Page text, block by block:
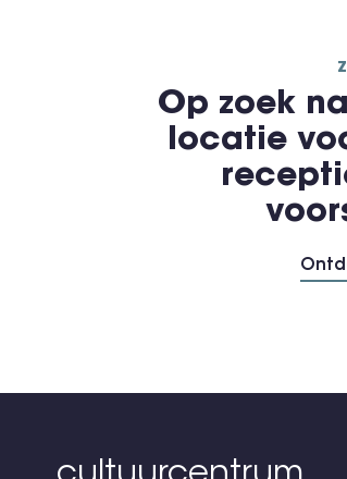
Op zoek
locatie